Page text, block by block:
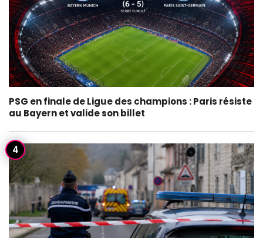
PSG en finale de Ligue des champions : Paris résiste
au Bayern et valide son billet